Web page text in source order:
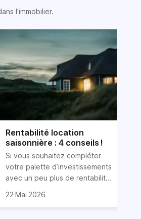
l'immobilier.
Rentabilité location
saisonnière : 4 conseils !
Si vous souhaitez compléter
votre palette d’investissements
avec un peu plus de rentabilité,
dans l’immobilier ou non, alors
22 Mai 2026